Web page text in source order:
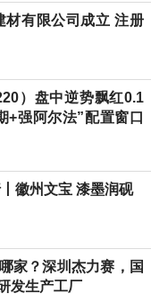
材有限公司成立 注册
）盘中逆势飘红0.1
+强阿尔法”配置窗口
徽州文宝 漆墨润砚
家？深圳杰力赛，国
发生产工厂